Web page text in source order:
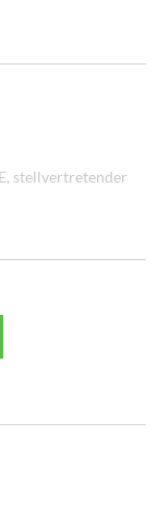
stellvertretender